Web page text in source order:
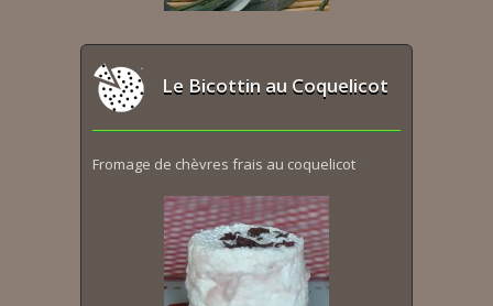
Le Bicottin au Coquelicot
Fromage de chèvres frais au coquelicot